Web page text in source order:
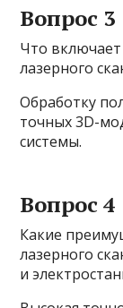
Вопрос 3
Что включает
лазерного
Обработку
точных 3D-
системы.
Вопрос 4
Какие
лазерного
и